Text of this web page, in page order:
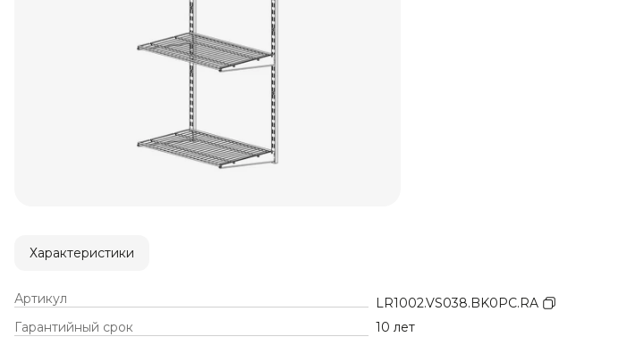
Характеристики
Артикул
LR1002.VS038.BK0PC.RA
Гарантийный срок
10 лет